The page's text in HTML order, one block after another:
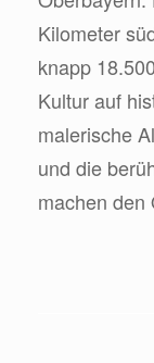
Kilometer
knapp
Kultur auf
malerische
und die
machen den